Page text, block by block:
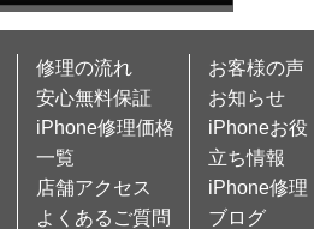
修理の流れ
安心無料保証
iPhone修理価格
一覧
店舗アクセス
よくあるご質問
お客様の声
お知らせ
iPhoneお役
立ち情報
iPhone修理
ブログ